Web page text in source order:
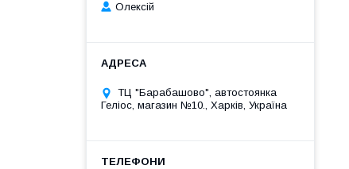
Олексій
ТЦ "Барабашово", автостоянка
Геліос, магазин №10., Харків, Україна